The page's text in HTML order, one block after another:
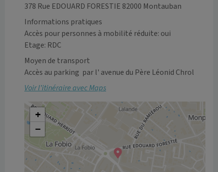
378 Rue EDOUARD FORESTIE 82000 Montauban
Informations pratiques
Accès pour personnes à mobilité réduite: oui
Etage: RDC
Moyen de transport
Accès au parking  par l' avenue du Père Léonid Chrol
Voir l’itinéraire avec Maps
+
−